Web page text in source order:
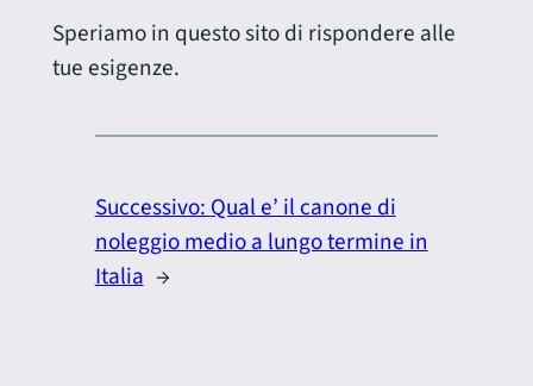
Speriamo in questo sito di rispondere alle
tue esigenze.
Successivo:Qual e’ il canone di
noleggio medio a lungo termine in
Italia →